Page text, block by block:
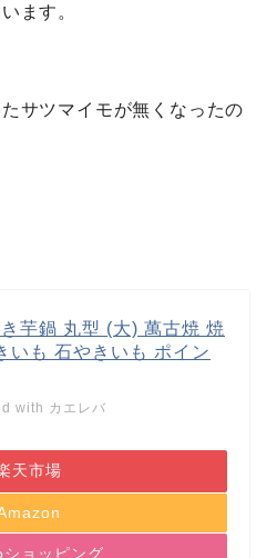
ます。
サツマイモが無くなったの
芋鍋 丸型 (大) 萬古焼 焼
いも 石やきいも ポイン
with カエレバ
天市場
ョッピング